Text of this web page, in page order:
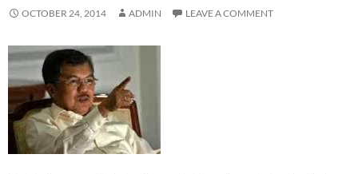
OCTOBER 24, 2014 ADMIN LEAVE A COMMENT